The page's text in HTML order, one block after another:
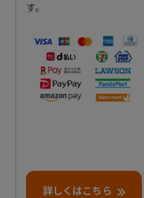
す。
詳しくはこちら